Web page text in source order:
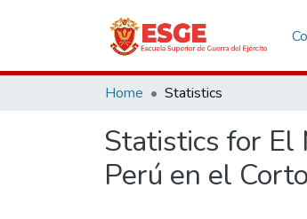
Home Statistics
Statistics for El
Perú en el